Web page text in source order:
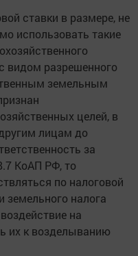
ставки в размере, не
использовать такие
видом разрешенного
земельным
целей, в
лицам до
за
КоАП РФ, то
по налоговой
земельного налога
на
их к возделыванию